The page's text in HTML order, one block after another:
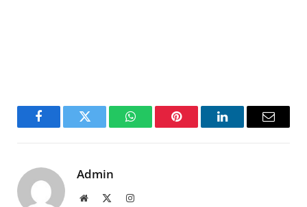
FacebookTwitter WhatsAppPinterest LinkedInEmail
Admin
Website Instagram